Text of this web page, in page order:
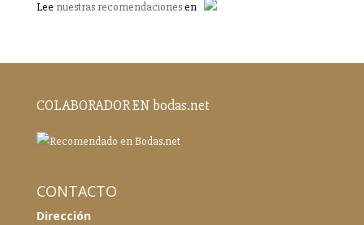
Lee nuestras recomendacionesen
COLABORADOR EN bodas.net
CONTACTO
Dirección